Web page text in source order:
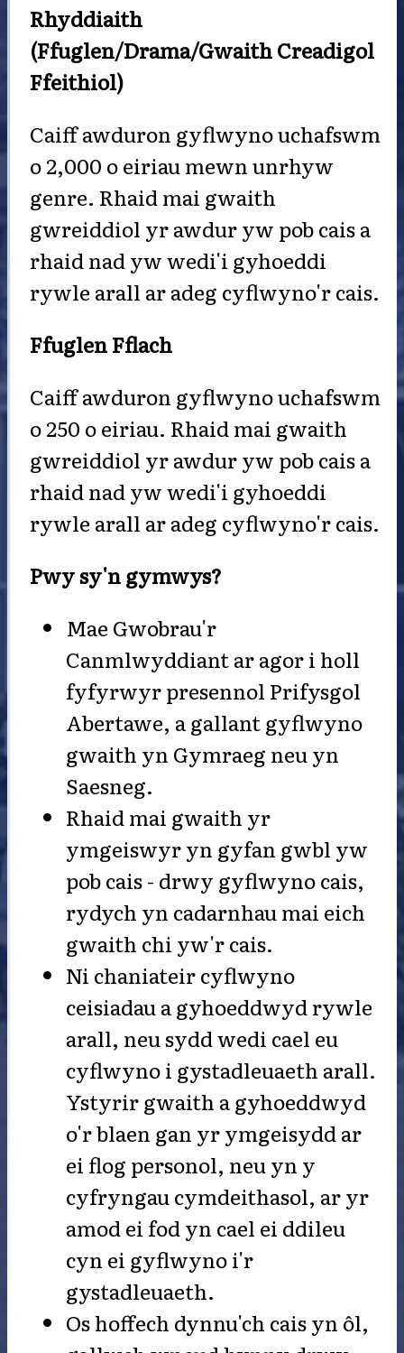
Rhyddiaith
(Ffuglen/Drama/Gwaith Creadigol
Ffeithiol)
Caiff awduron gyflwyno uchafswm
o 2,000 o eiriau mewn unrhyw
genre. Rhaid mai gwaith
gwreiddiol yr awdur yw pob cais a
rhaid nad yw wedi'i gyhoeddi
rywle arall ar adeg cyflwyno'r cais.
Ffuglen Fflach
Caiff awduron gyflwyno uchafswm
o 250 o eiriau. Rhaid mai gwaith
gwreiddiol yr awdur yw pob cais a
rhaid nad yw wedi'i gyhoeddi
rywle arall ar adeg cyflwyno'r cais.
Pwy sy'n gymwys?
Mae Gwobrau'r
Canmlwyddiant ar agor i holl
fyfyrwyr presennol Prifysgol
Abertawe, a gallant gyflwyno
gwaith yn Gymraeg neu yn
Saesneg.
Rhaid mai gwaith yr
ymgeiswyr yn gyfan gwbl yw
pob cais - drwy gyflwyno cais,
rydych yn cadarnhau mai eich
gwaith chi yw'r cais.
Ni chaniateir cyflwyno
ceisiadau a gyhoeddwyd rywle
arall, neu sydd wedi cael eu
cyflwyno i gystadleuaeth arall.
Ystyrir gwaith a gyhoeddwyd
o'r blaen gan yr ymgeisydd ar
ei flog personol, neu yn y
cyfryngau cymdeithasol, ar yr
amod ei fod yn cael ei ddileu
cyn ei gyflwyno i'r
gystadleuaeth.
Os hoffech dynnu'ch cais yn ôl,